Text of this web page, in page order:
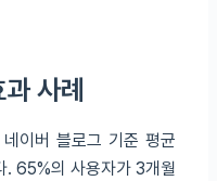
사례
이버 블로그 기준 평균
. 65%의 사용자가 3개월